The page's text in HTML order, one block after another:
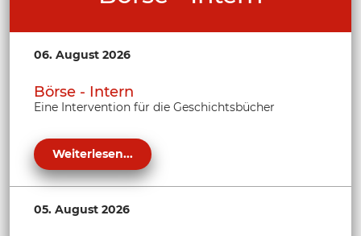
06. August 2026
Börse - Intern
Eine Intervention für die Geschichtsbücher
Weiterlesen...
05. August 2026